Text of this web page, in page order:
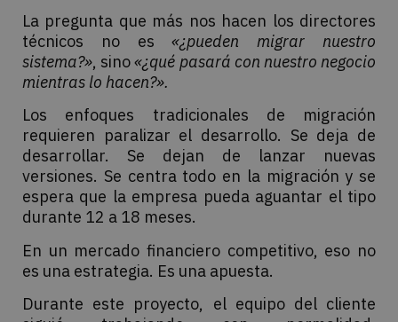
La pregunta que más nos hacen los directores
técnicos no es«¿pueden migrar nuestro
sistema?», sino«¿qué pasará con nuestro negocio
mientras lo hacen?».
Los enfoques tradicionales de migración
requieren paralizar el desarrollo. Se deja de
desarrollar. Se dejan de lanzar nuevas
versiones. Se centra todo en la migración y se
espera que la empresa pueda aguantar el tipo
durante 12 a 18 meses.
En un mercado financiero competitivo, eso no
es una estrategia. Es una apuesta.
Durante este proyecto, el equipo del cliente